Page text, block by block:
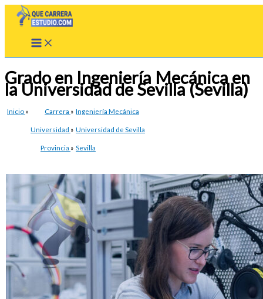
Grado en Ingeniería Mecánica en
la Universidad de Sevilla (Sevilla)
Inicio » Carrera » Ingeniería Mecánica
Universidad » Universidad de Sevilla
Provincia » Sevilla